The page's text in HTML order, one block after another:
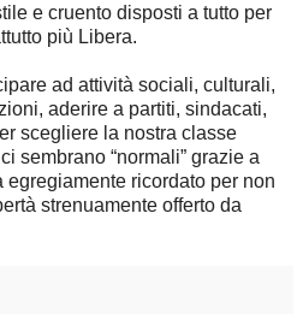
e cruento disposti a tutto per
più Libera.
ad attività sociali, culturali,
aderire a partiti, sindacati,
scegliere la nostra classe
sembrano “normali” grazie a
ricordato per non
strenuamente offerto da